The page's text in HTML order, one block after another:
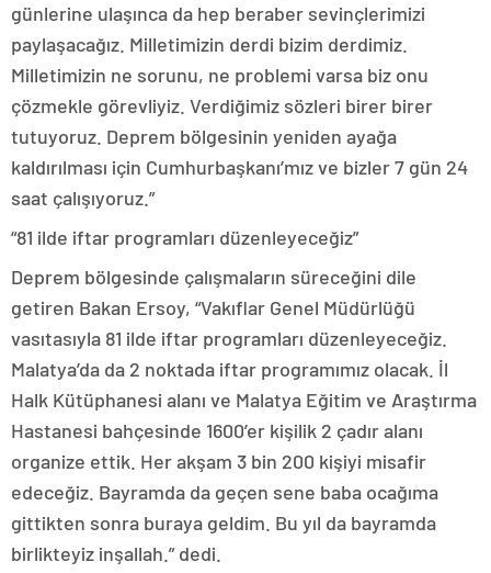
günlerine ulaşınca da hep beraber sevinçlerimizi
paylaşacağız. Milletimizin derdi bizim derdimiz.
Milletimizin ne sorunu, ne problemi varsa biz onu
çözmekle görevliyiz. Verdiğimiz sözleri birer birer
tutuyoruz. Deprem bölgesinin yeniden ayağa
kaldırılması için Cumhurbaşkanı’mız ve bizler 7 gün 24
saat çalışıyoruz.”
“81 ilde iftar programları düzenleyeceğiz”
Deprem bölgesinde çalışmaların süreceğini dile
getiren Bakan Ersoy, “Vakıflar Genel Müdürlüğü
vasıtasıyla 81 ilde iftar programları düzenleyeceğiz.
Malatya’da da 2 noktada iftar programımız olacak. İl
Halk Kütüphanesi alanı ve Malatya Eğitim ve Araştırma
Hastanesi bahçesinde 1600’er kişilik 2 çadır alanı
organize ettik. Her akşam 3 bin 200 kişiyi misafir
edeceğiz. Bayramda da geçen sene baba ocağıma
gittikten sonra buraya geldim. Bu yıl da bayramda
birlikteyiz inşallah.” dedi.